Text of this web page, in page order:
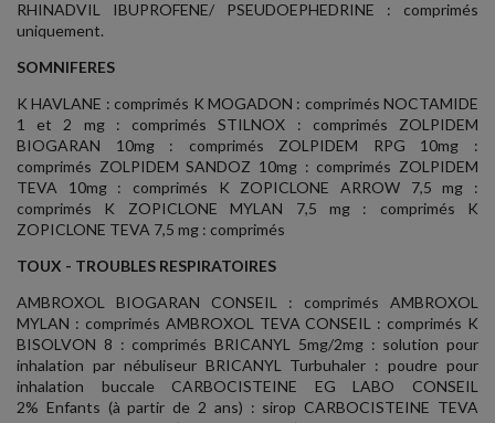
RHINADVIL IBUPROFENE/ PSEUDOEPHEDRINE : comprimés
uniquement.
SOMNIFERES
K HAVLANE : comprimés K MOGADON : comprimés NOCTAMIDE
1 et 2 mg : comprimés STILNOX : comprimés ZOLPIDEM
BIOGARAN 10mg : comprimés ZOLPIDEM RPG 10mg :
comprimés ZOLPIDEM SANDOZ 10mg : comprimés ZOLPIDEM
TEVA 10mg : comprimés K ZOPICLONE ARROW 7,5 mg :
comprimés K ZOPICLONE MYLAN 7,5 mg : comprimés K
ZOPICLONE TEVA 7,5 mg : comprimés
TOUX - TROUBLES RESPIRATOIRES
AMBROXOL BIOGARAN CONSEIL : comprimés AMBROXOL
MYLAN : comprimés AMBROXOL TEVA CONSEIL : comprimés K
BISOLVON 8 : comprimés BRICANYL 5mg/2mg : solution pour
inhalation par nébuliseur BRICANYL Turbuhaler : poudre pour
inhalation buccale CARBOCISTEINE EG LABO CONSEIL
2% Enfants (à partir de 2 ans) : sirop CARBOCISTEINE TEVA